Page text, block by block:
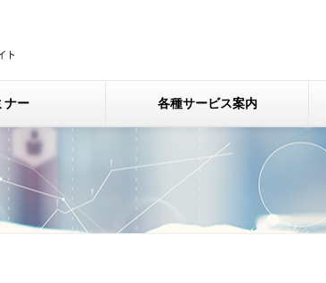
ナー 各種サービス案内